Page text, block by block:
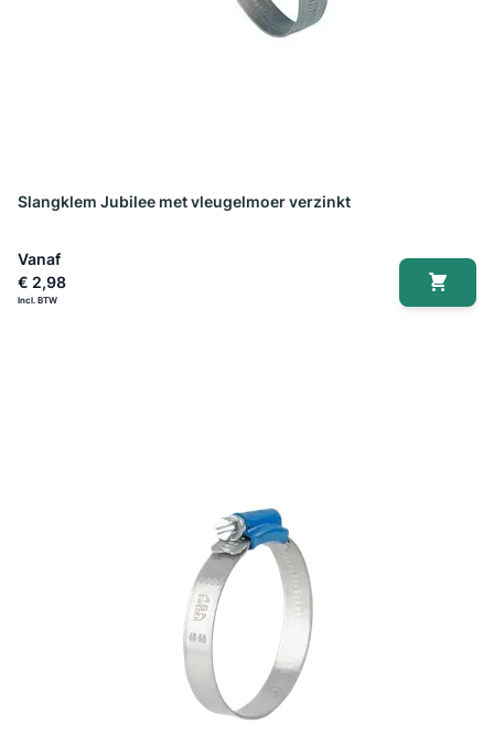
Slangklem Jubilee met vleugelmoer verzinkt
Vanaf
€ 2,98